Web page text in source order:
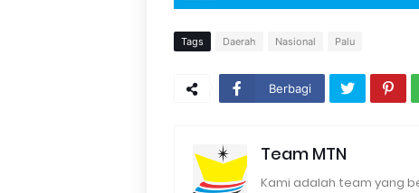
Tags Daerah Nasional Palu
Berbagi
Team MTN
Kami adalah team yang